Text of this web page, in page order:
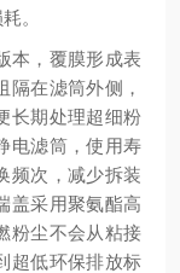
。
本，覆膜形成表
隔在滤筒外侧，
长期处理超细粉
电滤筒，使用寿
频次，减少拆装
盖采用聚氨酯高
粉尘不会从粘接
超低环保排放标